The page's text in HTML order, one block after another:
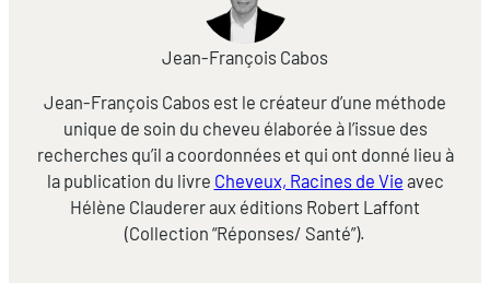
Jean-François Cabos
Jean-François Cabos est le créateur d’une méthode
unique de soin du cheveu élaborée à l’issue des
recherches qu’il a coordonnées et qui ont donné lieu à
la publication du livre Cheveux, Racines de Vie avec
Hélène Clauderer aux éditions Robert Laffont
(Collection “Réponses/ Santé”).